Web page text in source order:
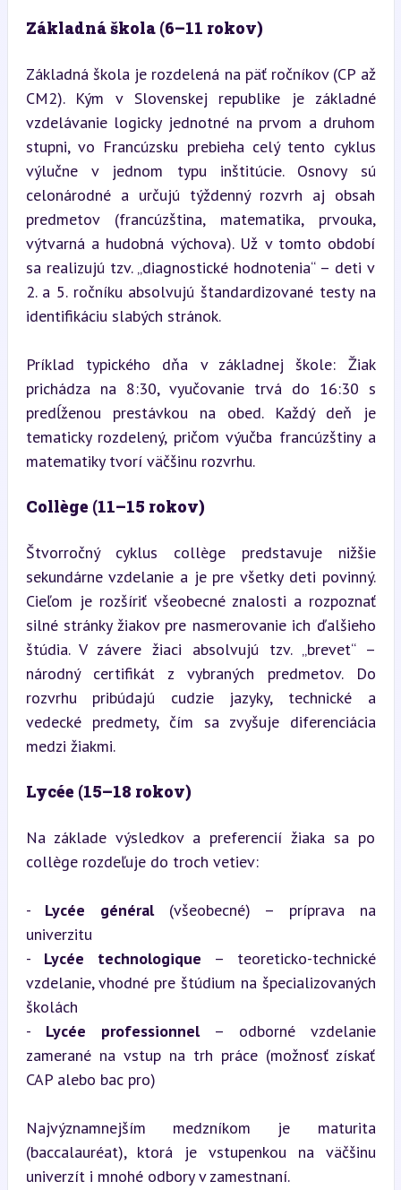
Základná škola (6–11 rokov)
Základná škola je rozdelená na päť ročníkov (CP až
CM2). Kým v Slovenskej republike je základné
vzdelávanie logicky jednotné na prvom a druhom
stupni, vo Francúzsku prebieha celý tento cyklus
výlučne v jednom typu inštitúcie. Osnovy sú
celonárodné a určujú týždenný rozvrh aj obsah
predmetov (francúzština, matematika, prvouka,
výtvarná a hudobná výchova). Už v tomto období
sa realizujú tzv. „diagnostické hodnotenia“ – deti v
2. a 5. ročníku absolvujú štandardizované testy na
identifikáciu slabých stránok.
Príklad typického dňa v základnej škole: Žiak
prichádza na 8:30, vyučovanie trvá do 16:30 s
predĺženou prestávkou na obed. Každý deň je
tematicky rozdelený, pričom výučba francúzštiny a
matematiky tvorí väčšinu rozvrhu.
Collège (11–15 rokov)
Štvorročný cyklus collège predstavuje nižšie
sekundárne vzdelanie a je pre všetky deti povinný.
Cieľom je rozšíriť všeobecné znalosti a rozpoznať
silné stránky žiakov pre nasmerovanie ich ďalšieho
štúdia. V závere žiaci absolvujú tzv. „brevet“ –
národný certifikát z vybraných predmetov. Do
rozvrhu pribúdajú cudzie jazyky, technické a
vedecké predmety, čím sa zvyšuje diferenciácia
medzi žiakmi.
Lycée (15–18 rokov)
Na základe výsledkov a preferencií žiaka sa po
collège rozdeľuje do troch vetiev:
- Lycée général (všeobecné) – príprava na
univerzitu
- Lycée technologique – teoreticko-technické
vzdelanie, vhodné pre štúdium na špecializovaných
školách
- Lycée professionnel – odborné vzdelanie
zamerané na vstup na trh práce (možnosť získať
CAP alebo bac pro)
Najvýznamnejším medzníkom je maturita
(baccalauréat), ktorá je vstupenkou na väčšinu
univerzít i mnohé odbory v zamestnaní.